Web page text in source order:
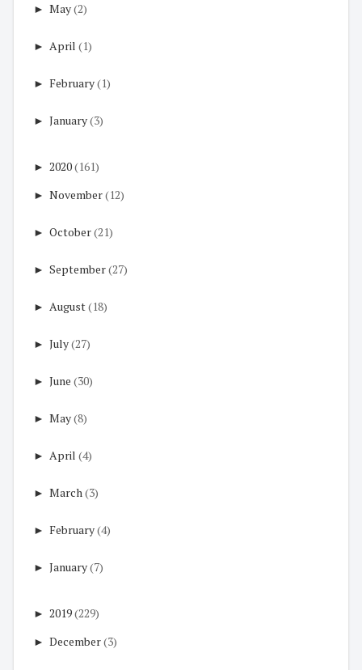
► May(2)
► April (1)
► February(1)
► January(3)
► 2020(161)
► November(12)
► October(21)
► September(27)
► August(18)
► July(27)
► June (30)
► May(8)
► April (4)
► March(3)
► February(4)
► January(7)
► 2019(229)
► December(3)